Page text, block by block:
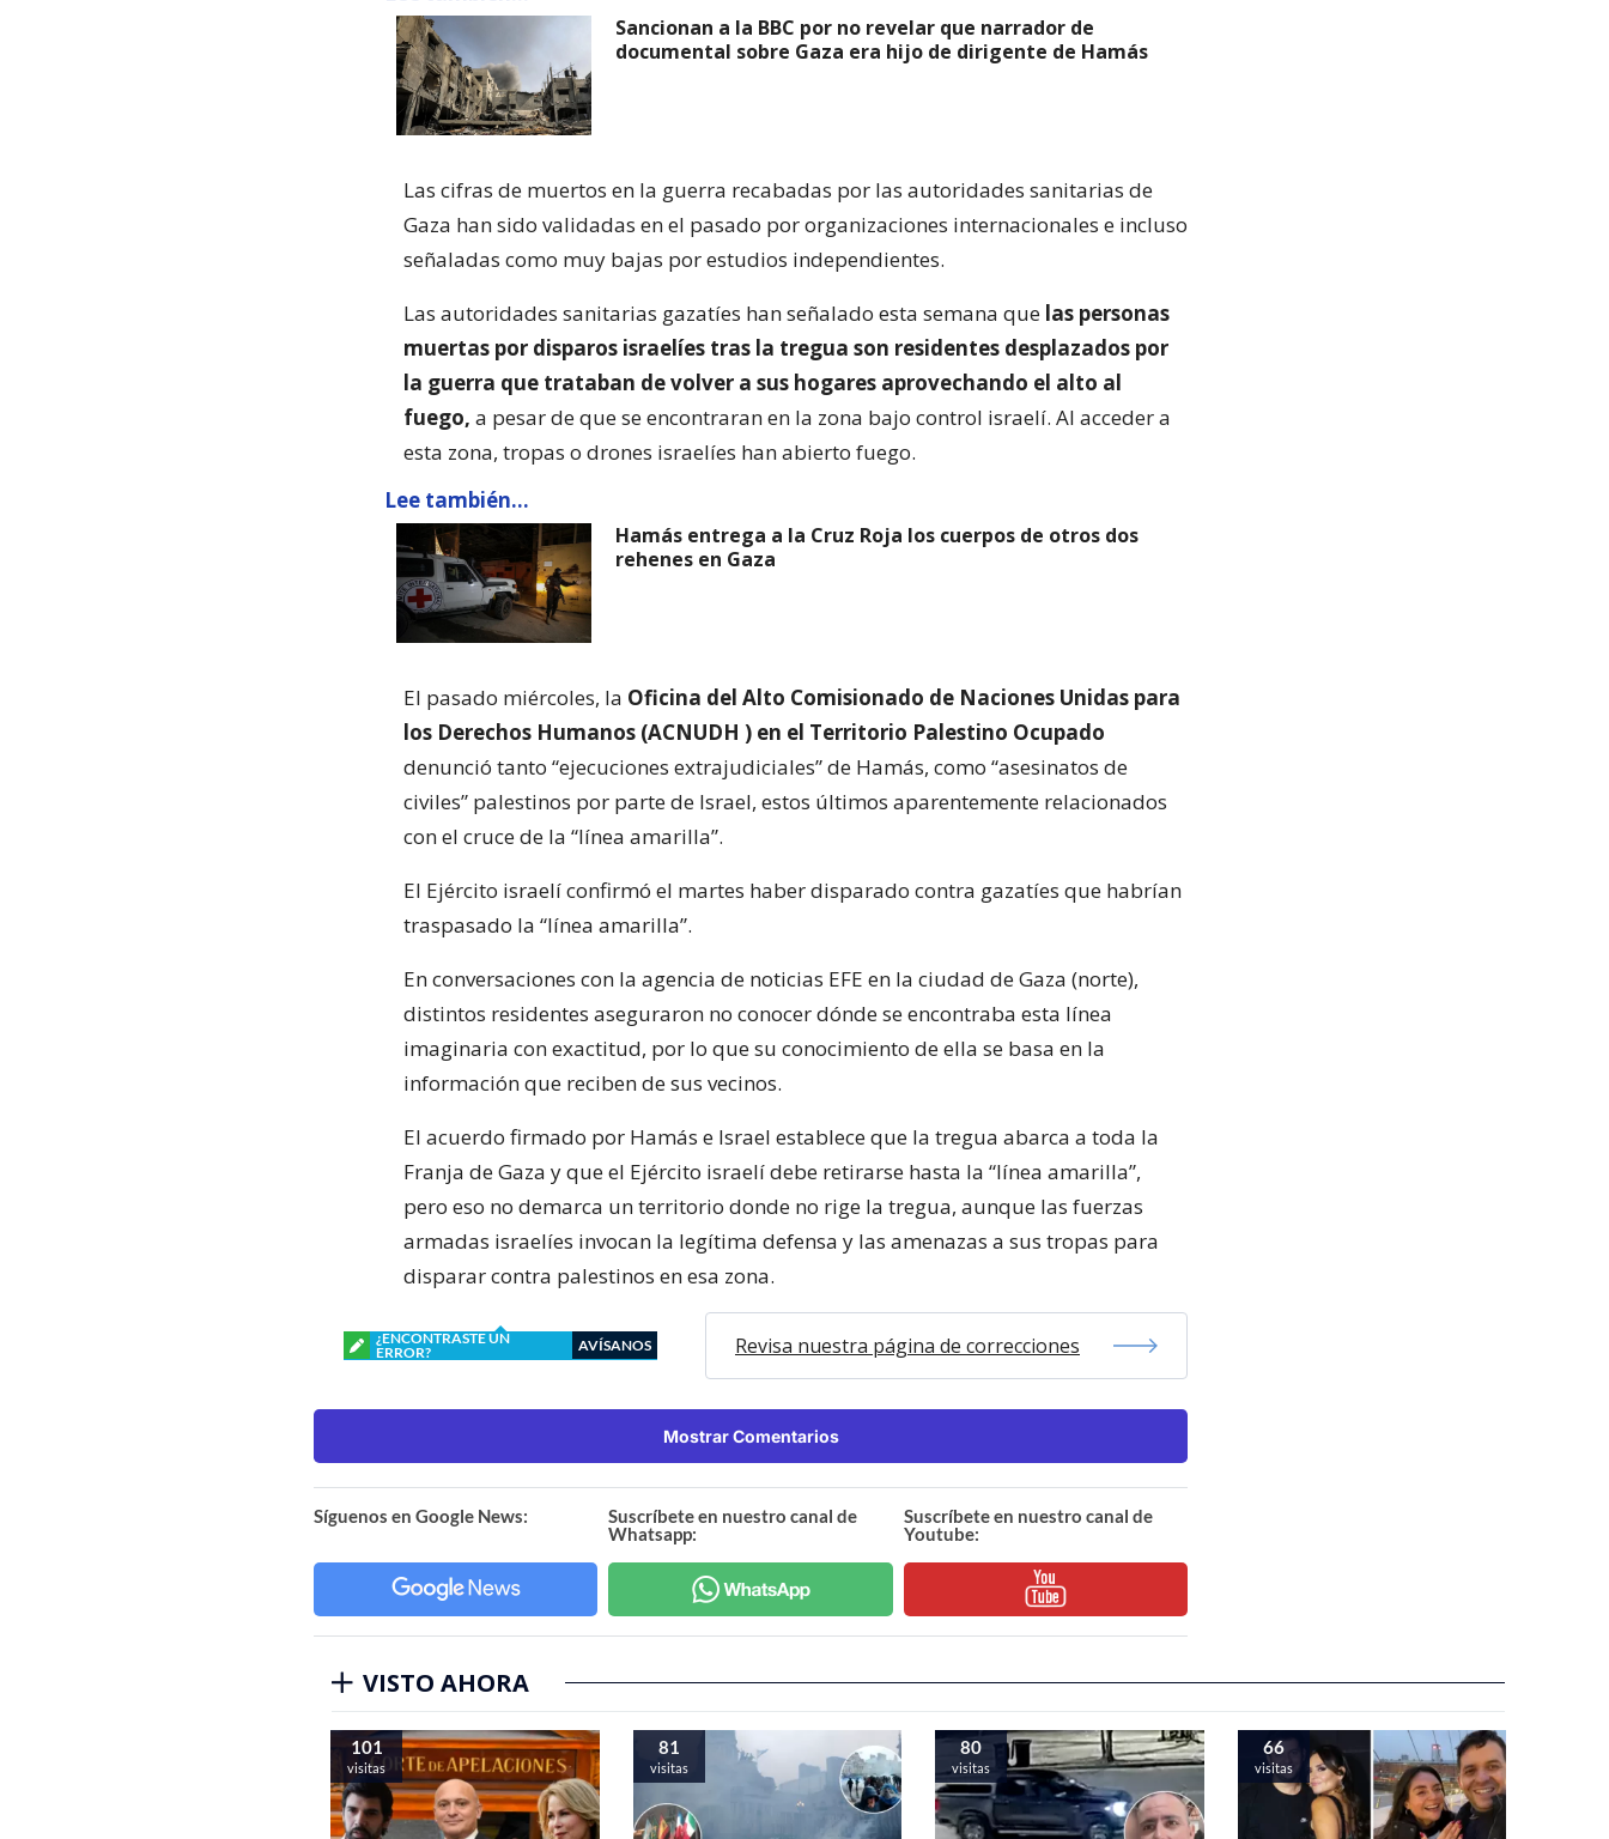
Sancionan a la BBC por no revelar que narrador de
documental sobre Gaza era hijo de dirigente de Hamás
Las cifras de muertos en la guerra recabadas por las autoridades sanitarias de
Gaza han sido validadas en el pasado por organizaciones internacionales e incluso
señaladas como muy bajas por estudios independientes.
Las autoridades sanitarias gazatíes han señalado esta semana que las personas
muertas por disparos israelíes tras la tregua son residentes desplazados por
la guerra que trataban de volver a sus hogares aprovechando el alto al
fuego, a pesar de que se encontraran en la zona bajo control israelí. Al acceder a
esta zona, tropas o drones israelíes han abierto fuego.
Lee también...
Hamás entrega a la Cruz Roja los cuerpos de otros dos
rehenes en Gaza
El pasado miércoles, la Oficina del Alto Comisionado de Naciones Unidas para
los Derechos Humanos (ACNUDH ) en el Territorio Palestino Ocupado
denunció tanto “ejecuciones extrajudiciales” de Hamás, como “asesinatos de
civiles” palestinos por parte de Israel, estos últimos aparentemente relacionados
con el cruce de la “línea amarilla”.
El Ejército israelí confirmó el martes haber disparado contra gazatíes que habrían
traspasado la “línea amarilla”.
En conversaciones con la agencia de noticias EFE en la ciudad de Gaza (norte),
distintos residentes aseguraron no conocer dónde se encontraba esta línea
imaginaria con exactitud, por lo que su conocimiento de ella se basa en la
información que reciben de sus vecinos.
El acuerdo firmado por Hamás e Israel establece que la tregua abarca a toda la
Franja de Gaza y que el Ejército israelí debe retirarse hasta la “línea amarilla”,
pero eso no demarca un territorio donde no rige la tregua, aunque las fuerzas
armadas israelíes invocan la legítima defensa y las amenazas a sus tropas para
disparar contra palestinos en esa zona.
¿ENCONTRASTE UN
ERROR?
AVÍSANOS Revisa nuestra página de correcciones
Mostrar Comentarios
Síguenos en Google News:
Suscríbete en nuestro canal de
Whatsapp:
Suscríbete en nuestro canal de
Youtube:
VISTO AHORA
101
visitas
81
visitas
80
visitas
66
visitas